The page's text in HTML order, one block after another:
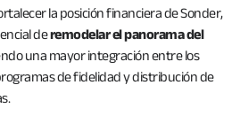
la posición financiera de Sonder,
deremodelar el panorama del
una mayor integración entre los
de fidelidad y distribución de